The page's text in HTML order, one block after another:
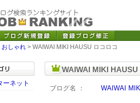
おしゃれ > WAIWAI MIKI HAUSU ロコロコ
ーネット
WAIWAI MIKI
ブログ名 ： WAIWAI